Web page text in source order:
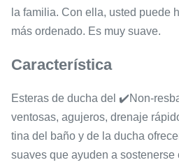
la familia. Con ella, usted puede
más ordenado. Es muy suave.
Característica
Esteras de ducha del ✔️Non-
ventosas, agujeros, drenaje
tina del baño y de la ducha
suaves que ayuden a